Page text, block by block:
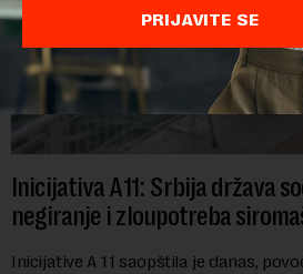
Inicijativa A11: Srbija država
negiranje i zloupotreba
Inicijative A 11 saopštila je danas,
PRIJAVITE SE